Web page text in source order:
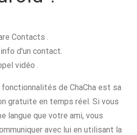
Contacts .
d'un contact.
vidéo .
fonctionnalités de ChaCha est sa
gratuite en temps réel. Si vous
langue que votre ami, vous
avec lui en utilisant la